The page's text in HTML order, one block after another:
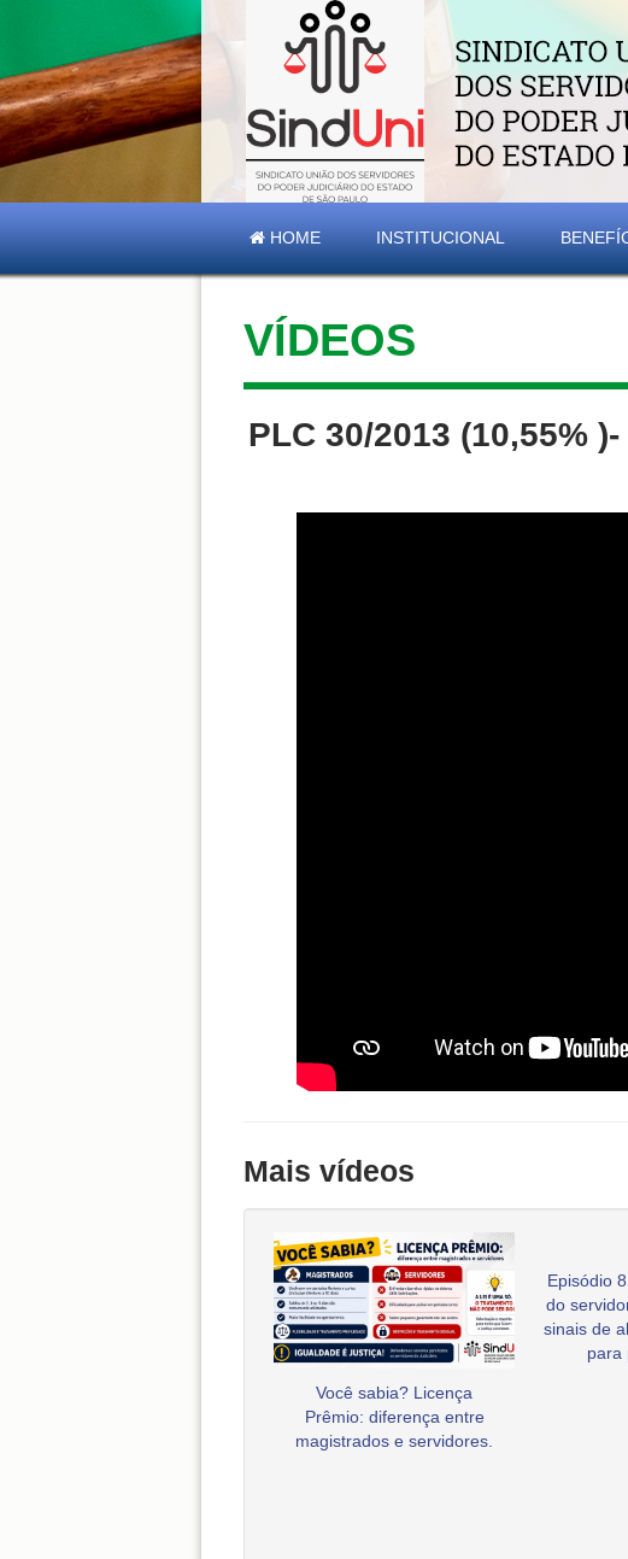
HOME INSTITUCIONAL
VÍDEOS
PLC 30/2013 (10,55%
Mais vídeos
Você sabia? Licença
Prêmio: diferença entre
magistrados e servidores.
Episódio
do
sinais de
para